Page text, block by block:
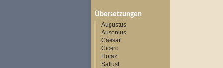
Übersetzungen
Augustus
Ausonius
Caesar
Cicero
Horaz
Sallust